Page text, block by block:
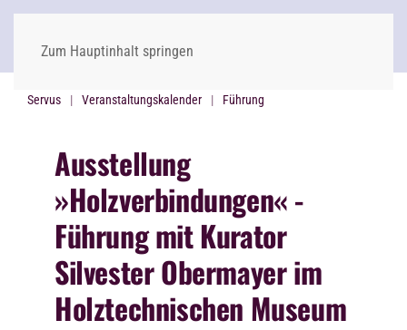
Zum Hauptinhalt springen
Servus Veranstaltungskalender Führung
Ausstellung
»Holzverbindungen« -
Führung mit Kurator
Silvester Obermayer im
Holztechnischen Museum